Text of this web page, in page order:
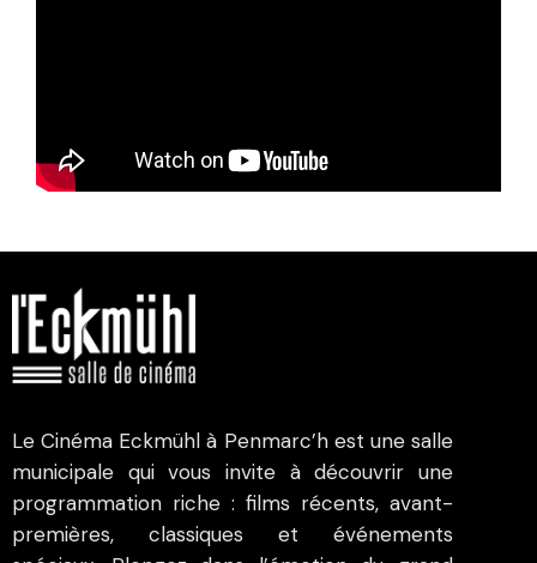
Le Cinéma Eckmühl à Penmarc’h est une salle
municipale qui vous invite à découvrir une
programmation riche : films récents, avant-
premières, classiques et événements